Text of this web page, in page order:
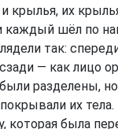
крылья, их
каждый шёл по
так:
— как лицо
разделены,
их тела.
была